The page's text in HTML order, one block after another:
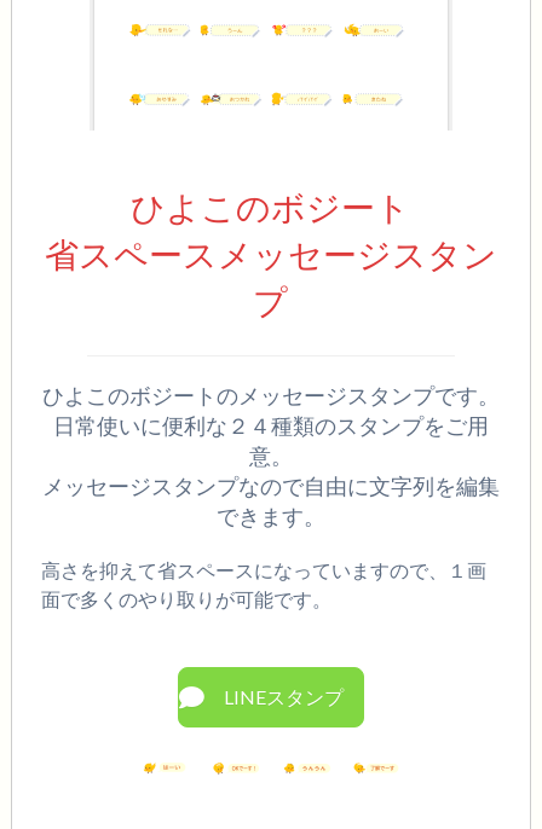
ひよこのボジート
省スペースメッセージスタン
プ
ひよこのボジートのメッセージスタンプです。
日常使いに便利な２４種類のスタンプをご用
意。
メッセージスタンプなので自由に文字列を編集
できます。
高さを抑えて省スペースになっていますので、１画
面で多くのやり取りが可能です。
LINEスタンプ